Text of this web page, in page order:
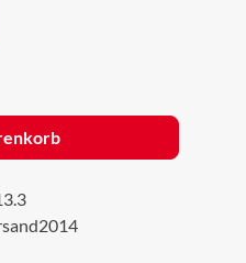
den gewünschten